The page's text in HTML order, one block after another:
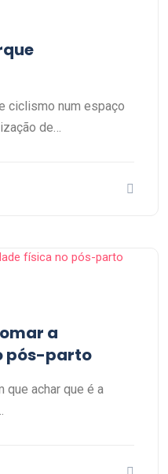
ciclismo num espaço
de…
a
pós-parto
que achar que é a